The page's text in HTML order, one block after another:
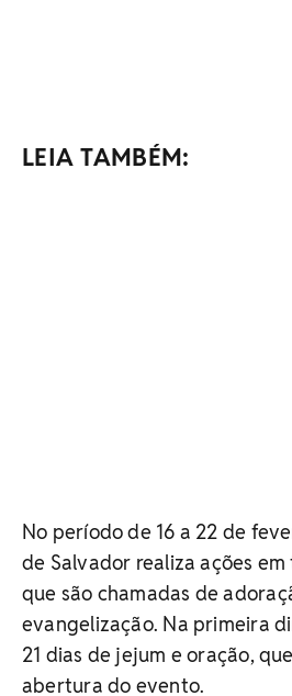
LEIA TAMBÉM:
No período de 16 a 22 de
de Salvador realiza ações
que são chamadas de
evangelização. Na primeira
21 dias de jejum e oração,
abertura do evento.